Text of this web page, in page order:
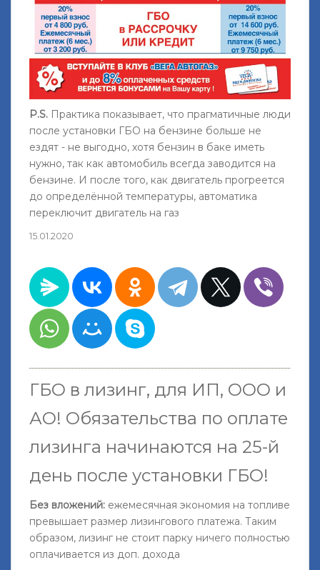
P.S. Практика показывает, что прагматичные люди
после установки ГБО на бензине больше не
ездят - не выгодно, хотя бензин в баке иметь
нужно, так как автомобиль всегда заводится на
бензине. И после того, как двигатель прогреется
до определённой температуры, автоматика
переключит двигатель на газ
15.01.2020
ГБО в лизинг, для ИП, ООО и
АО! Обязательства по оплате
лизинга начинаются на 25-й
день после установки ГБО!
Без вложений: ежемесячная экономия на топливе
превышает размер лизингового платежа. Таким
образом, лизинг не стоит парку ничего полностью
оплачивается из доп. дохода